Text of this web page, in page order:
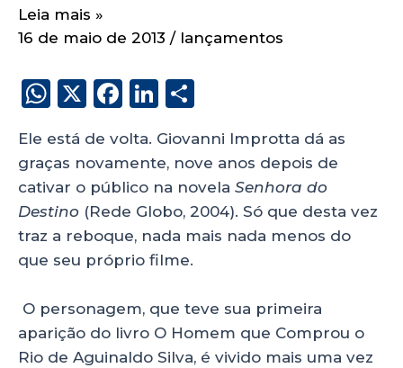
Leia mais »
16 de maio de 2013 / lançamentos
W
a
ts
A
p
p
X
F
c
e
b
o
o
Li
k
e
dI
n
a
re
Ele está de volta. Giovanni Improtta dá as
graças novamente, nove anos depois de
cativar o público na novela Senhora do
Destino (Rede Globo, 2004). Só que desta vez
traz a reboque, nada mais nada menos do
que seu próprio filme.
O personagem, que teve sua primeira
aparição do livro O Homem que Comprou o
Rio de Aguinaldo Silva, é vivido mais uma vez